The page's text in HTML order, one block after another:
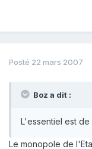
Posté 22 mars 2007
Boz a dit :
L'essentiel est de
Le monopole de